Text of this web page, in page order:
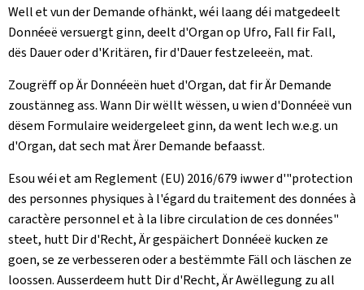
Well et vun der Demande ofhänkt, wéi laang déi matgedeelt
Donnéeë versuergt ginn, deelt d'Organ op Ufro, Fall fir Fall,
dës Dauer oder d'Kritären, fir d'Dauer festzeleeën, mat.
Zougrëff op Är Donnéeën huet d'Organ, dat fir Är Demande
zoustänneg ass. Wann Dir wëllt wëssen, u wien d'Donnéeë vun
dësem Formulaire weidergeleet ginn, da went Iech w.e.g. un
d'Organ, dat sech mat Ärer Demande befaasst.
Esou wéi et am Reglement (EU) 2016/679 iwwer d'"protection
des personnes physiques à l'égard du traitement des données à
caractère personnel et à la libre circulation de ces données"
steet, hutt Dir d'Recht, Är gespäichert Donnéeë kucken ze
goen, se ze verbesseren oder a bestëmmte Fäll och läschen ze
loossen. Ausserdeem hutt Dir d'Recht, Är Awëllegung zu all